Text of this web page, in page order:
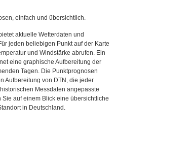
einfach und übersichtlich.
aktuelle Wetterdaten und
jeden beliebigen Punkt auf der Karte
und Windstärke abrufen. Ein
eine graphische Aufbereitung der
Tagen. Die Punktprognosen
Aufbereitung von DTN, die jeder
Messdaten angepasste
auf einem Blick eine übersichtliche
in Deutschland.